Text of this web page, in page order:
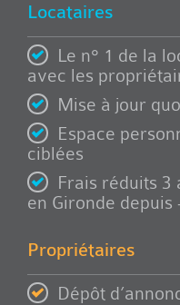
Locataires
Le n° 1 de la
avec les
Mise à jour
Espace
ciblées
Frais réduits 3
en Gironde depuis
Propriétaires
Dépôt